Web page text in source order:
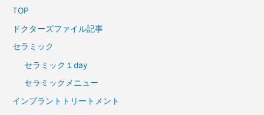
TOP
ドクターズファイル記事
セラミック
セラミック１day
セラミックメニュー
インプラントトリートメント